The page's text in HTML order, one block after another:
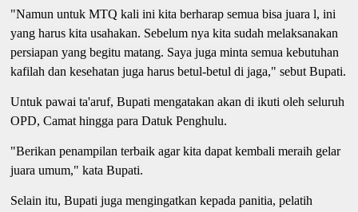
"Namun untuk MTQ kali ini kita berharap semua bisa juara l, ini
yang harus kita usahakan. Sebelum nya kita sudah melaksanakan
persiapan yang begitu matang. Saya juga minta semua kebutuhan
kafilah dan kesehatan juga harus betul-betul di jaga," sebut Bupati.
Untuk pawai ta'aruf, Bupati mengatakan akan di ikuti oleh seluruh
OPD, Camat hingga para Datuk Penghulu.
"Berikan penampilan terbaik agar kita dapat kembali meraih gelar
juara umum," kata Bupati.
Selain itu, Bupati juga mengingatkan kepada panitia, pelatih